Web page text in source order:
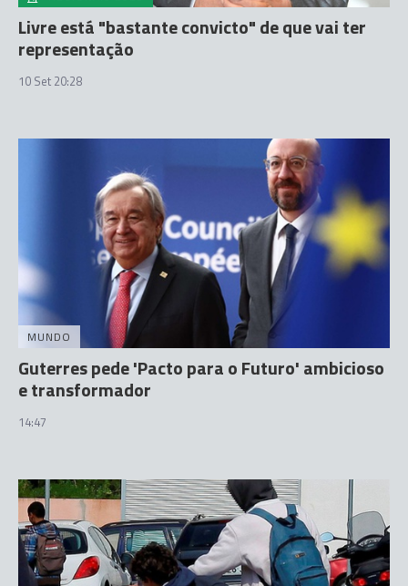
Livre está "bastante convicto" de que vai ter
representação
10 Set 20:28
MUNDO
Guterres pede 'Pacto para o Futuro' ambicioso
e transformador
14:47